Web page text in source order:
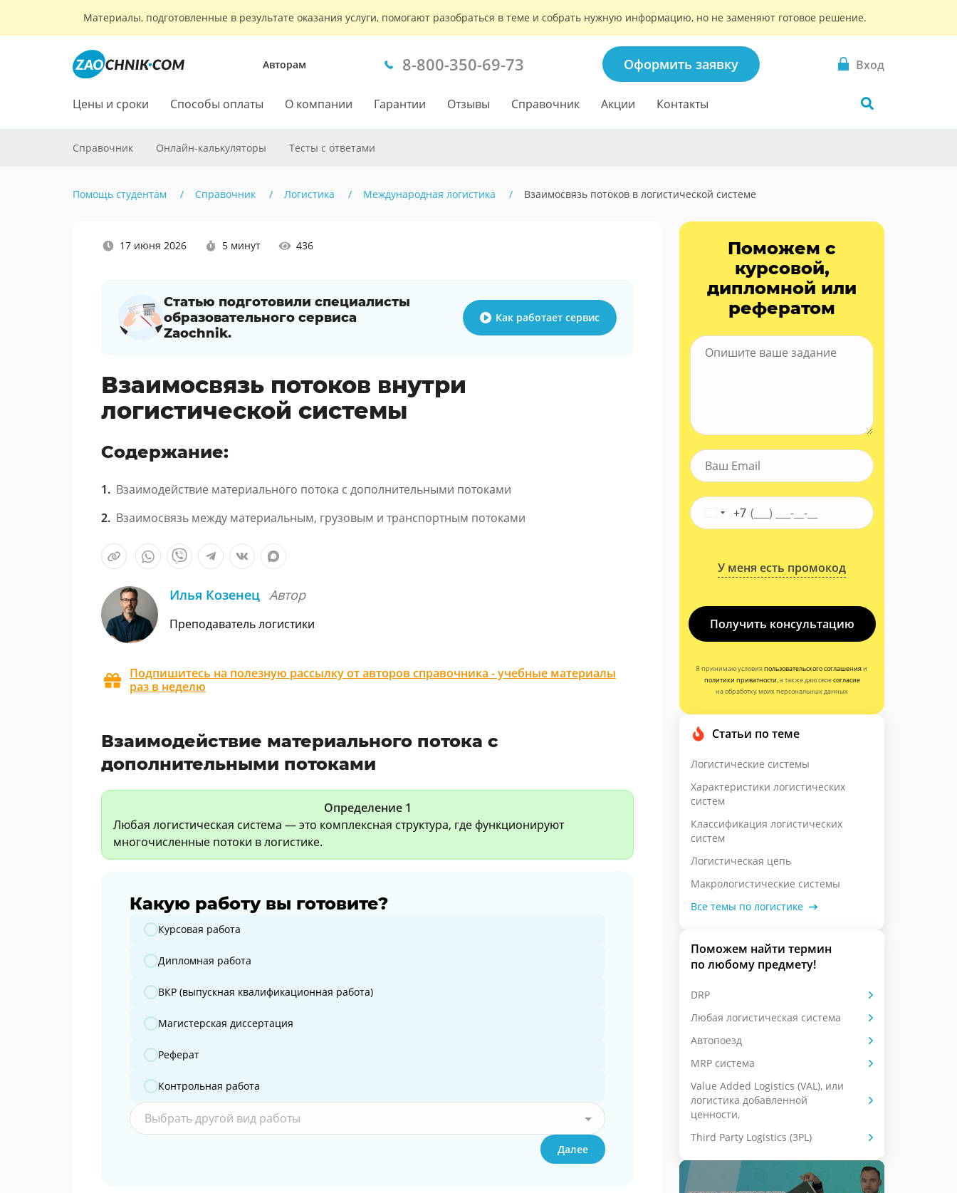
Материалы, подготовленные в результате оказания услуги, помогают разобраться в теме и собрать нужную информацию, но не заменяют готовое решение.
Авторам 8-800-350-69-73 Оформить заявку Вход
Цены и сроки Способы оплаты О компании Гарантии Отзывы Справочник Акции Контакты
Справочник Онлайн-калькуляторы Тесты с ответами
Помощь студентам Справочник Логистика Международная логистика Взаимосвязь потоков в логистической системе
17 июня 2026 5 минут 436
Статью подготовили специалисты
образовательного сервиса
Zaochnik.
Как работает сервис
Взаимосвязь потоков внутри
логистической системы
Содержание:
Взаимодействие материального потока с дополнительными потоками
Взаимосвязь между материальным, грузовым и транспортным потоками
Илья Козенец Автор
Преподаватель логистики
Подпишитесь на полезную рассылку от авторов справочника - учебные материалы
раз в неделю
Взаимодействие материального потока с
дополнительными потоками
Определение 1
Любая логистическая система — это комплексная структура, где функционируют
многочисленные потоки в логистике.
Какую работу вы готовите?
Какую работу вы готовите?
Курсовая работа
Дипломная работа
ВКР (выпускная квалификационная работа)
Магистерская диссертация
Реферат
Контрольная работа
Выбрать другой вид работы
Далее
Поможем с
курсовой,
дипломной или
рефератом
+7
У меня есть промокод
Получить консультацию
Я принимаю условияпользовательского соглашенияи
политики приватности, а также даю своесогласие
на обработку моих персональных данных
Статьи по теме
Логистические системы
Характеристики логистических
систем
Классификация логистических
систем
Логистическая цепь
Макрологистические системы
Все темы по логистике
Поможем найти термин
по любому предмету!
DRP
Любая логистическая система
Автопоезд
MRP система
Value Added Logistics (VAL), или
логистика добавленной
ценности,
Third Party Logistics (3PL)